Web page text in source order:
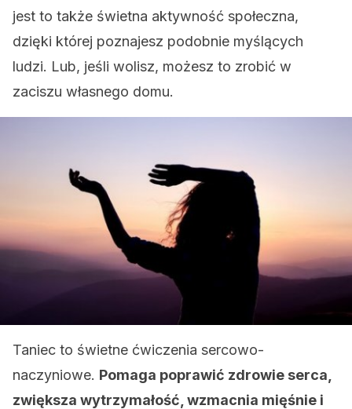
jest to także świetna aktywność społeczna,
dzięki której poznajesz podobnie myślących
ludzi. Lub, jeśli wolisz, możesz to zrobić w
zaciszu własnego domu.
Taniec to świetne ćwiczenia sercowo-
naczyniowe. Pomaga poprawić zdrowie serca,
zwiększa wytrzymałość, wzmacnia mięśnie i